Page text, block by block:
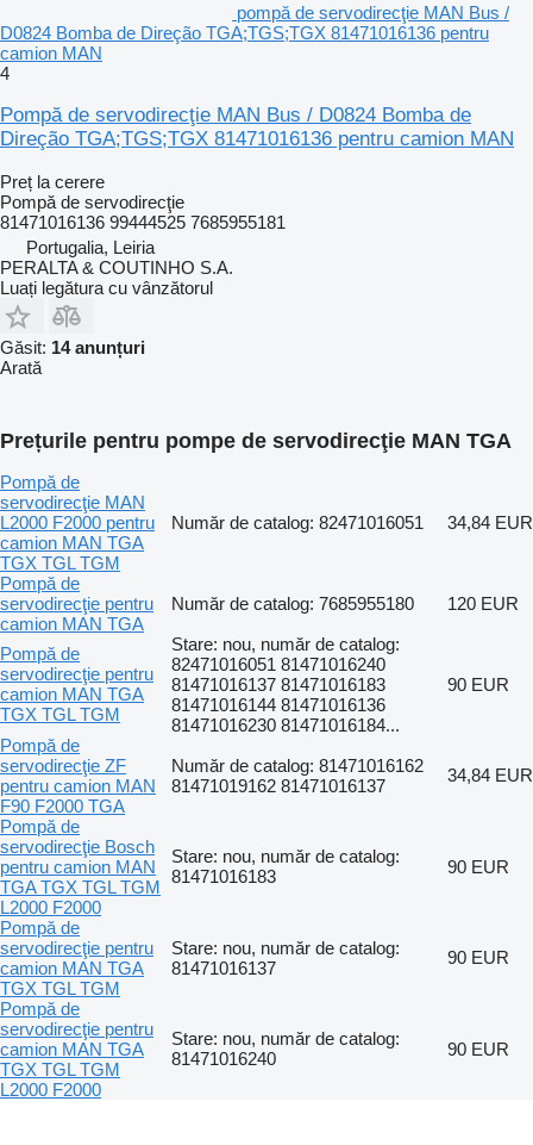
pompă de servodirecţie MAN Bus /
D0824 Bomba de Direção TGA;TGS;TGX 81471016136 pentru
camion MAN
4
Pompă de servodirecţie MAN Bus / D0824 Bomba de
Direção TGA;TGS;TGX 81471016136 pentru camion MAN
Preț la cerere
Pompă de servodirecţie
81471016136 99444525 7685955181
Portugalia, Leiria
PERALTA & COUTINHO S.A.
Luați legătura cu vânzătorul
Găsit: 14 anunțuri
Arată
Prețurile pentru pompe de servodirecţie MAN TGA
Pompă de
servodirecţie MAN
L2000 F2000 pentru
camion MAN TGA
TGX TGL TGM
Număr de catalog: 82471016051 34,84 EUR
Pompă de
servodirecţie pentru
camion MAN TGA
Număr de catalog: 7685955180 120 EUR
Pompă de
servodirecţie pentru
camion MAN TGA
TGX TGL TGM
Stare: nou, număr de catalog:
82471016051 81471016240
81471016137 81471016183
81471016144 81471016136
81471016230 81471016184...
90 EUR
Pompă de
servodirecţie ZF
pentru camion MAN
F90 F2000 TGA
Număr de catalog: 81471016162
81471019162 81471016137
34,84 EUR
Pompă de
servodirecţie Bosch
pentru camion MAN
TGA TGX TGL TGM
L2000 F2000
Stare: nou, număr de catalog:
81471016183
90 EUR
Pompă de
servodirecţie pentru
camion MAN TGA
TGX TGL TGM
Stare: nou, număr de catalog:
81471016137
90 EUR
Pompă de
servodirecţie pentru
camion MAN TGA
TGX TGL TGM
L2000 F2000
Stare: nou, număr de catalog:
81471016240
90 EUR